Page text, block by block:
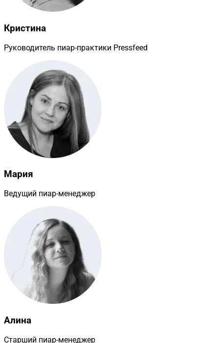
Кристина
Руководитель пиар-практики Pressfeed
Мария
Ведущий пиар-менеджер
Алина
Старший пиар-менеджер